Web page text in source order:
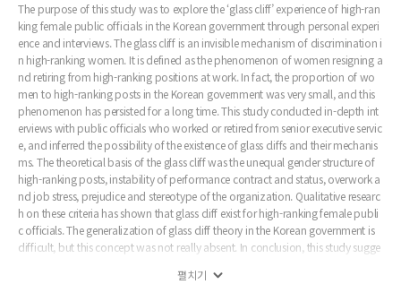
The purpose of this study was to explore the ‘glass cliff’ experience of high-ran
king female public officials in the Korean government through personal experi
ence and interviews. The glass cliff is an invisible mechanism of discrimination i
n high-ranking women. It is defined as the phenomenon of women resigning a
nd retiring from high-ranking positions at work. In fact, the proportion of wo
men to high-ranking posts in the Korean government was very small, and this
phenomenon has persisted for a long time. This study conducted in-depth int
erviews with public officials who worked or retired from senior executive servic
e, and inferred the possibility of the existence of glass cliffs and their mechanis
ms. The theoretical basis of the glass cliff was the unequal gender structure of
high-ranking posts, instability of performance contract and status, overwork a
nd job stress, prejudice and stereotype of the organization. Qualitative researc
h on these criteria has shown that glass cliff exist for high-ranking female publi
c officials. The generalization of glass cliff theory in the Korean government is
difficult, but this concept was not really absent. In conclusion, this study sugge
펼치기